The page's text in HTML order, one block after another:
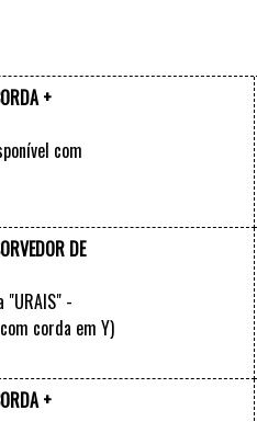
+
com
DE
"URAIS" -
corda em Y)
+